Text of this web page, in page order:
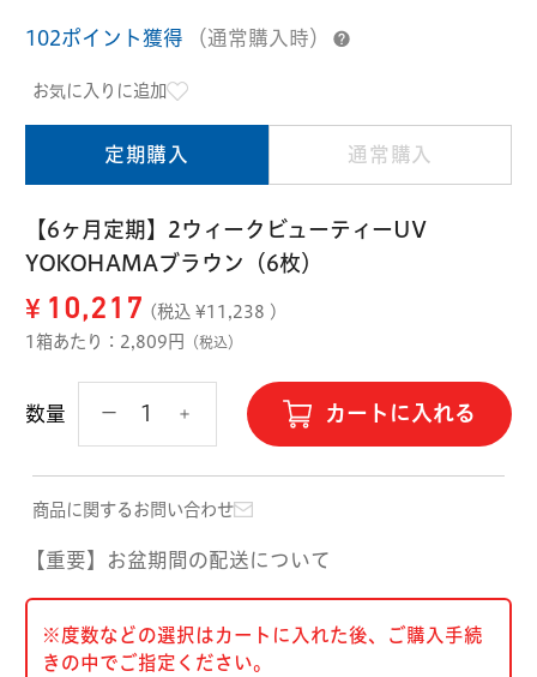
オフテクス
102ポイント獲得 （通常購入時）
お気に入りに追加
定期購入 通常購入
【6ヶ月定期】2ウィークビューティーUV
YOKOHAMAブラウン（6枚）
¥ 10,217 (税込 ¥11,238 )
1箱あたり：2,809円
（税込）
数量 カートに入れる
商品に関するお問い合わせ
【重要】お盆期間の配送について
※度数などの選択はカートに入れた後、ご購入手続
きの中でご指定ください。